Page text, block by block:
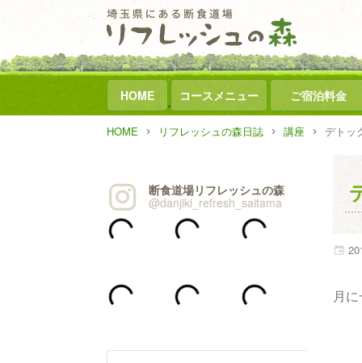
HOME コースメニュー ご宿泊料金
HOME リフレッシュの森日誌 講座 デトッ
月
断食道場リフレッシュの森
@danjiki_refresh_saitama